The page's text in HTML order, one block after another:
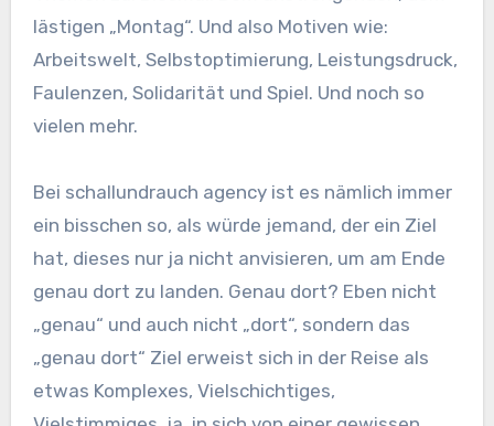
lästigen „Montag“. Und also Motiven wie:
Arbeitswelt, Selbstoptimierung, Leistungsdruck,
Faulenzen, Solidarität und Spiel. Und noch so
vielen mehr.
Bei schallundrauch agency ist es nämlich immer
ein bisschen so, als würde jemand, der ein Ziel
hat, dieses nur ja nicht anvisieren, um am Ende
genau dort zu landen. Genau dort? Eben nicht
„genau“ und auch nicht „dort“, sondern das
„genau dort“ Ziel erweist sich in der Reise als
etwas Komplexes, Vielschichtiges,